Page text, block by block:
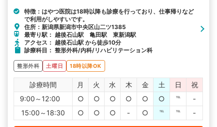
特徴：はやつ医院は18時以降も診療を行っており、仕事帰りなど
で利用がしやすいです。
住所：新潟県新潟市中央区山二ツ1385
最寄り駅： 越後石山駅 亀田駅 東新潟駅
アクセス： 越後石山駅 から徒歩10分
診療科目： 整形外科/内科/リハビリテーション科
整形外科 土曜日 18時以降OK
診療時間 月 火 水 木 金 土 日
祝
9:00～12:00
○ ○ ○ ○ ○ ○ ℡
-
15:00～18:30
○ ○ ○ - ○ ℡ ℡ -